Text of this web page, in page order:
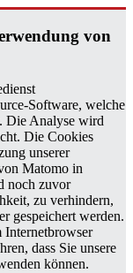
von
Software, welche
Die Analyse wird
Die Cookies
unserer
Matomo in
noch zuvor
zu verhindern,
gespeichert werden.
Internetbrowser
dass Sie unsere
können.